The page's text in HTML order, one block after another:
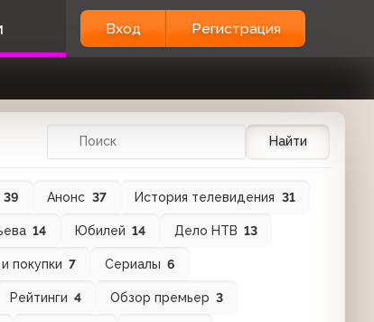
Вход Регистрация
Найти
39 Анонс 37 История телевидения 31
14 Юбилей 14 Дело НТВ 13
покупки 7 Сериалы 6
Рейтинги 4 Обзор премьер 3